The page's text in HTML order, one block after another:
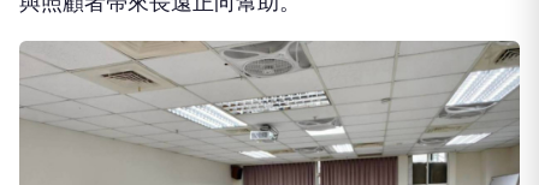
心。
課程中，心理師引導學員聚焦夫妻相處與婚姻經營，
從自我認知出發，透過互相評分、分享相处困擾、交
流暖心應對方式等互動，拆解婚姻經營的核心能力。
現場亦講解愛情金三角、夫妻情感收支帳、愛的語言